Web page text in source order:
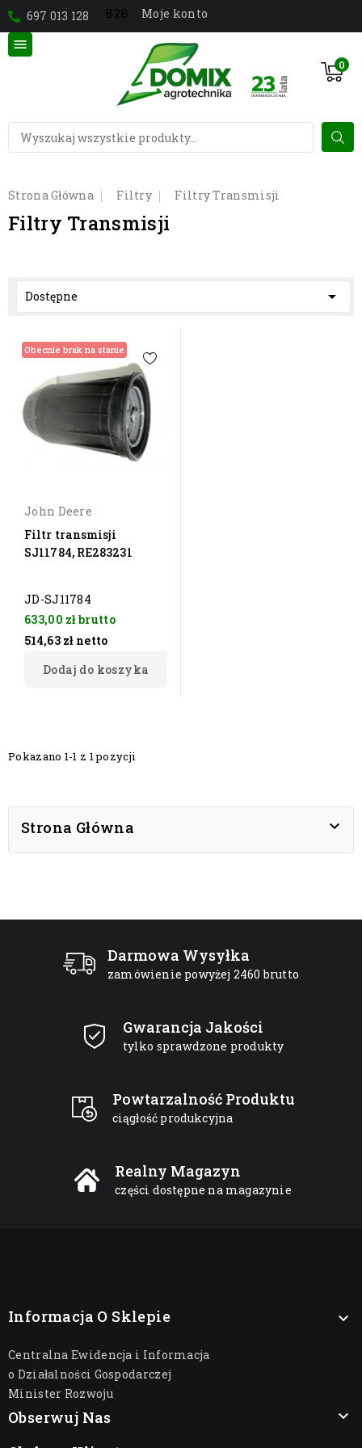
697 013 128 B2B Moje konto
0

Strona Główna Filtry Filtry Transmisji
Filtry Transmisji
Dostępne 
Obecnie brak na stanie
John Deere
Filtr transmisji
SJ11784, RE283231
JD-SJ11784
633,00 złbrutto
514,63 zł netto
Dodaj do koszyka
Pokazano 1-1 z 1 pozycji
Strona Główna 
Darmowa Wysyłka
zamówienie powyżej 2460 brutto
Gwarancja Jakości
tylko sprawdzone produkty
Powtarzalność Produktu
ciągłość produkcyjna
Realny Magazyn
części dostępne na magazynie
Informacja O Sklepie 
Centralna Ewidencja i Informacja
o Działalności Gospodarczej
Minister Rozwoju
Obserwuj Nas
